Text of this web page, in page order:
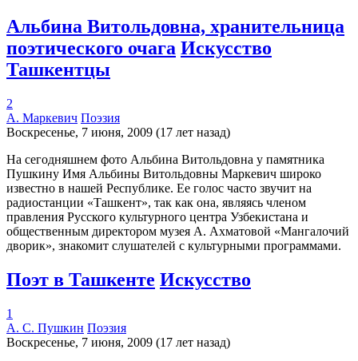
Альбина Витольдовна, хранительница
поэтического очага Искусство
Ташкентцы
2
А. Маркевич Поэзия
Воскресенье, 7 июня, 2009 (17 лет назад)
На сегодняшнем фото Альбина Витольдовна у памятника
Пушкину Имя Альбины Витольдовны Маркевич широко
известно в нашей Республике. Ее голос часто звучит на
радиостанции «Ташкент», так как она, являясь членом
правления Русского культурного центра Узбекистана и
общественным директором музея А. Ахматовой «Мангалочий
дворик», знакомит слушателей с культурными программами.
Поэт в Ташкенте Искусство
1
А. С. Пушкин Поэзия
Воскресенье, 7 июня, 2009 (17 лет назад)